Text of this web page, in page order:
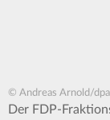
© Andreas Arnold/dpa
Der FDP-